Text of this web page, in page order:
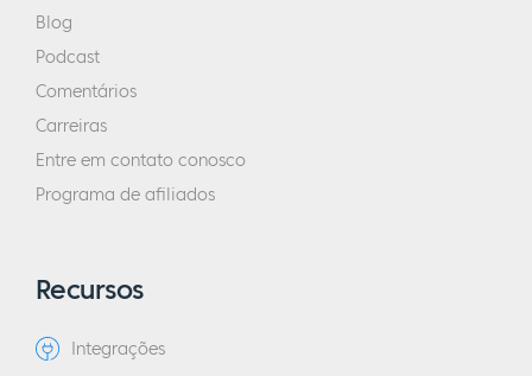
Blog
Podcast
Comentários
Carreiras
Entre em contato conosco
Programa de afiliados
Recursos
Integrações